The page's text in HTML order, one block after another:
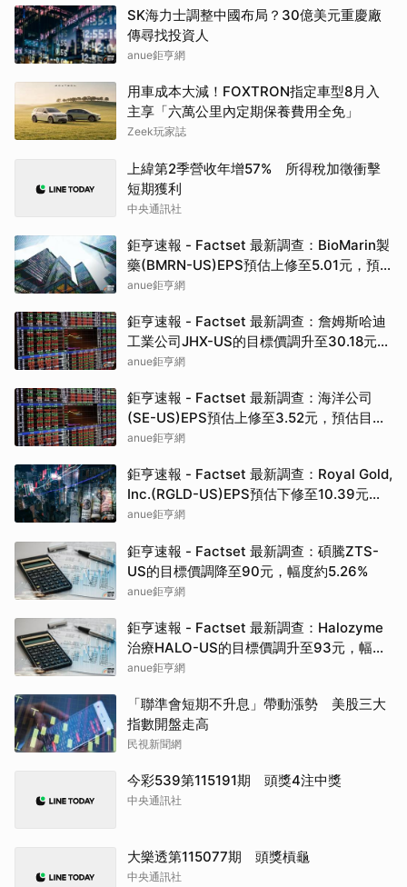
SK海力士調整中國布局？30億美元重慶廠
傳尋找投資人
anue鉅亨網
用車成本大減！FOXTRON指定車型8月入
主享「六萬公里內定期保養費用全免」
Zeek玩家誌
上緯第2季營收年增57% 所得稅加徵衝擊
短期獲利
中央通訊社
鉅亨速報 - Factset 最新調查：BioMarin製
藥(BMRN-US)EPS預估上修至5.01元，預
估目標價為86.00元
anue鉅亨網
鉅亨速報 - Factset 最新調查：詹姆斯哈迪
工業公司JHX-US的目標價調升至30.18元，
幅度約3.65%
anue鉅亨網
鉅亨速報 - Factset 最新調查：海洋公司
(SE-US)EPS預估上修至3.52元，預估目標
價為142.50元
anue鉅亨網
鉅亨速報 - Factset 最新調查：Royal Gold,
Inc.(RGLD-US)EPS預估下修至10.39元，
預估目標價為307.50元
anue鉅亨網
鉅亨速報 - Factset 最新調查：碩騰ZTS-
US的目標價調降至90元，幅度約5.26%
anue鉅亨網
鉅亨速報 - Factset 最新調查：Halozyme
治療HALO-US的目標價調升至93元，幅度
約3.33%
anue鉅亨網
「聯準會短期不升息」帶動漲勢 美股三大
指數開盤走高
民視新聞網
今彩539第115191期 頭獎4注中獎
中央通訊社
大樂透第115077期 頭獎槓龜
中央通訊社